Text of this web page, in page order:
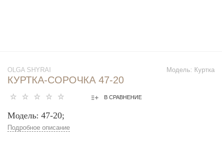
Модель: Куртка
OLGA SHYRAI
КУРТКА-СОРОЧКА 47-20
В СРАВНЕНИЕ
Модель: 47-20;
Подробное описание